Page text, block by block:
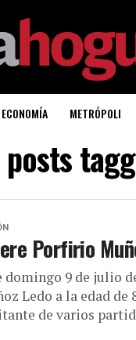
ECONOMÍA METRÓPOLI
Porfirio
domingo 9 de julio
Ledo a la edad de
de varios